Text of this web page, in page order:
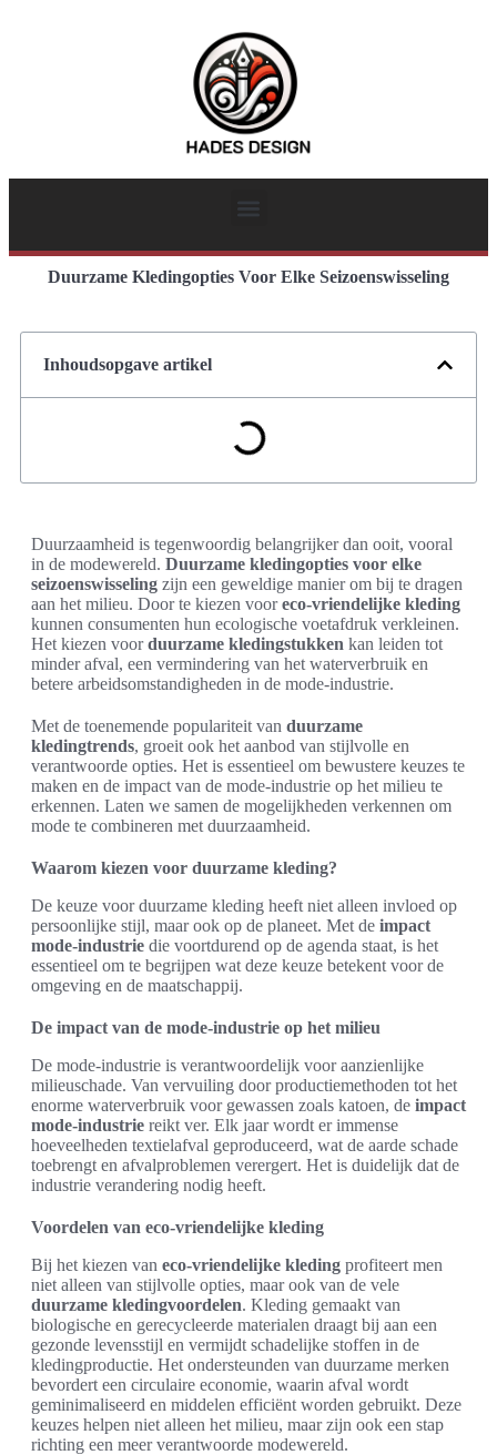
Duurzame Kledingopties Voor Elke Seizoenswisseling
Inhoudsopgave artikel
Duurzaamheid is tegenwoordig belangrijker dan ooit, vooral
in de modewereld. Duurzame kledingopties voor elke
seizoenswisseling zijn een geweldige manier om bij te dragen
aan het milieu. Door te kiezen vooreco-vriendelijke kleding
kunnen consumenten hun ecologische voetafdruk verkleinen.
Het kiezen voorduurzame kledingstukken kan leiden tot
minder afval, een vermindering van het waterverbruik en
betere arbeidsomstandigheden in de mode-industrie.
Met de toenemende populariteit van duurzame
kledingtrends, groeit ook het aanbod van stijlvolle en
verantwoorde opties. Het is essentieel om bewustere keuzes te
maken en de impact van de mode-industrie op het milieu te
erkennen. Laten we samen de mogelijkheden verkennen om
mode te combineren met duurzaamheid.
Waarom kiezen voor duurzame kleding?
De keuze voor duurzame kleding heeft niet alleen invloed op
persoonlijke stijl, maar ook op de planeet. Met de impact
mode-industrie die voortdurend op de agenda staat, is het
essentieel om te begrijpen wat deze keuze betekent voor de
omgeving en de maatschappij.
De impact van de mode-industrie op het milieu
De mode-industrie is verantwoordelijk voor aanzienlijke
milieuschade. Van vervuiling door productiemethoden tot het
enorme waterverbruik voor gewassen zoals katoen, de impact
mode-industrie reikt ver. Elk jaar wordt er immense
hoeveelheden textielafval geproduceerd, wat de aarde schade
toebrengt en afvalproblemen verergert. Het is duidelijk dat de
industrie verandering nodig heeft.
Voordelen van eco-vriendelijke kleding
Bij het kiezen van eco-vriendelijke kleding profiteert men
niet alleen van stijlvolle opties, maar ook van de vele
duurzame kledingvoordelen. Kleding gemaakt van
biologische en gerecycleerde materialen draagt bij aan een
gezonde levensstijl en vermijdt schadelijke stoffen in de
kledingproductie. Het ondersteunden van duurzame merken
bevordert een circulaire economie, waarin afval wordt
geminimaliseerd en middelen efficiënt worden gebruikt. Deze
keuzes helpen niet alleen het milieu, maar zijn ook een stap
richting een meer verantwoorde modewereld.